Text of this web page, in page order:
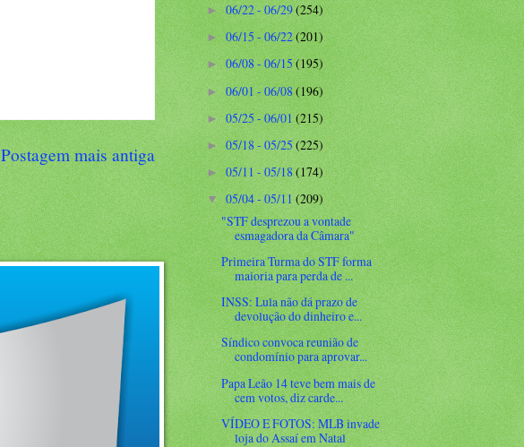
Postagem mais antiga
►06/22 - 06/29(254)
►06/15 - 06/22(201)
►06/08 - 06/15(195)
►06/01 - 06/08(196)
►05/25 - 06/01(215)
► 05/18 - 05/25(225)
►05/11 - 05/18(174)
▼05/04 - 05/11(209)
"STF desprezou a vontade
esmagadora da Câmara"
Primeira Turma do STF forma
maioria para perda de ...
INSS: Lula não dá prazo de
devolução do dinheiro e...
Síndico convoca reunião de
condomínio para aprovar...
Papa Leão 14 teve bem mais de
cem votos, diz carde...
VÍDEO E FOTOS: MLB invade
loja do Assaí em Natal